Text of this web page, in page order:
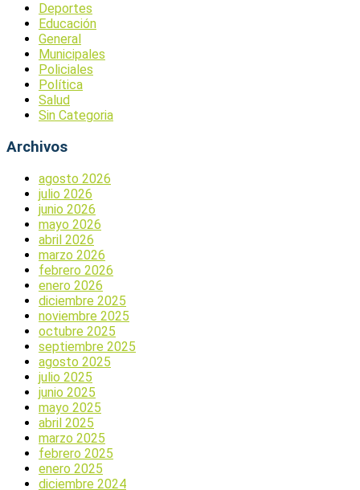
Deportes
Educación
General
Municipales
Policiales
Política
Salud
Sin Categoria
Archivos
agosto 2026
julio 2026
junio 2026
mayo 2026
abril 2026
marzo 2026
febrero 2026
enero 2026
diciembre 2025
noviembre 2025
octubre 2025
septiembre 2025
agosto 2025
julio 2025
junio 2025
mayo 2025
abril 2025
marzo 2025
febrero 2025
enero 2025
diciembre 2024